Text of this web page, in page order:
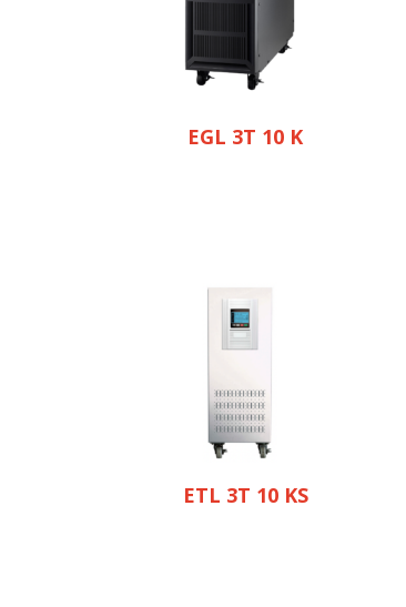
EGL 3T 10 K
ETL 3T 10 KS